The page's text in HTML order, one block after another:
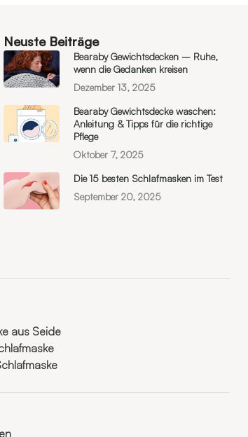
Neuste Beiträge
Bearaby Gewichtsdecken – Ruhe,
wenn die Gedanken kreisen
Dezember 13, 2025
Bearaby Gewichtsdecke waschen:
Anleitung & Tipps für die richtige
Pflege
Oktober 7, 2025
Die 15 besten Schlafmasken im Test
September 20, 2025
aus Seide